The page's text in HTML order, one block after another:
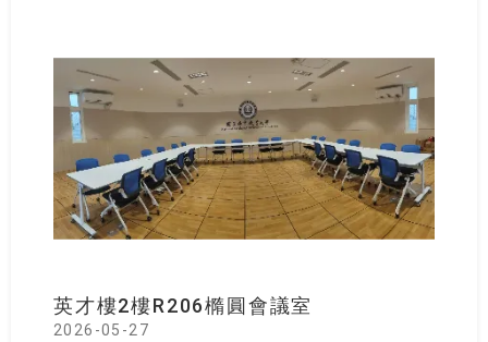
英才樓2樓R206橢圓會議室
2026-05-27